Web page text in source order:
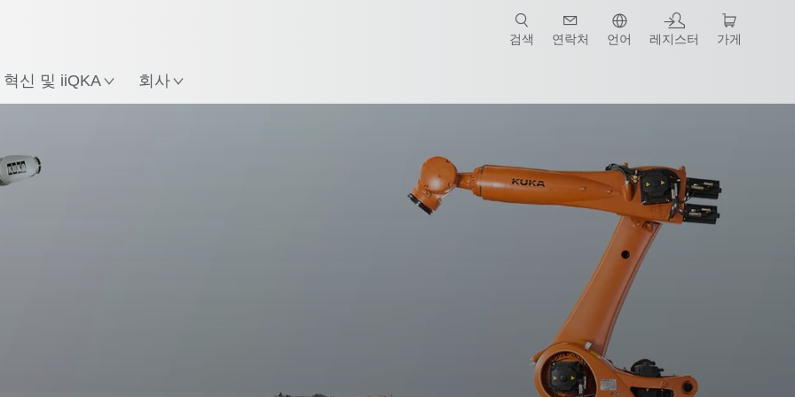
혁신 및 iiQKA 회사
검색 연락처 언어 레지스터 가게